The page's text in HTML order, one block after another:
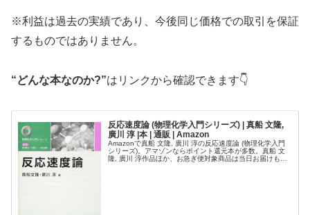
※利益は過去の実績であり、今後同じ価格での取引を保証
するものではありません。
“どんな本なのか?”はリンクから確認できます👇
反応速度論 (物理化学入門シリーズ) | 真船 文隆,
廣川 淳 |本 | 通販 | Amazon
Amazonで真船 文隆, 廣川 淳の反応速度論 (物理化学入門
シリーズ)。アマゾンならポイント還元本が多数。真船 文
隆, 廣川 淳作品ほか、お急ぎ便対象商品は当日お届けも可